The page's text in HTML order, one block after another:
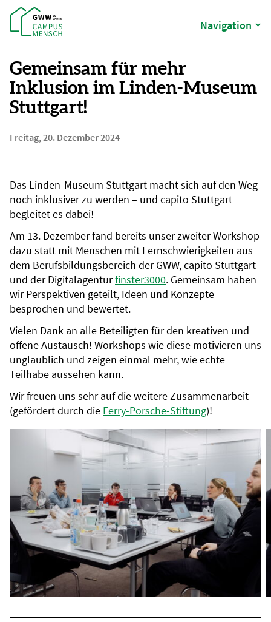
Navigation
Gemeinsam für mehr
Inklusion im Linden-Museum
Stuttgart!
Freitag, 20. Dezember 2024
Das Linden-Museum Stuttgart macht sich auf den Weg
noch inklusiver zu werden – und capito Stuttgart
begleitet es dabei!
Am 13. Dezember fand bereits unser zweiter Workshop
dazu statt mit Menschen mit Lernschwierigkeiten aus
dem Berufsbildungsbereich der GWW, capito Stuttgart
und der Digitalagenturfinster3000. Gemeinsam haben
wir Perspektiven geteilt, Ideen und Konzepte
besprochen und bewertet.
Vielen Dank an alle Beteiligten für den kreativen und
offene Austausch! Workshops wie diese motivieren uns
unglaublich und zeigen einmal mehr, wie echte
Teilhabe aussehen kann.
Wir freuen uns sehr auf die weitere Zusammenarbeit
(gefördert durch die Ferry-Porsche-Stiftung)!